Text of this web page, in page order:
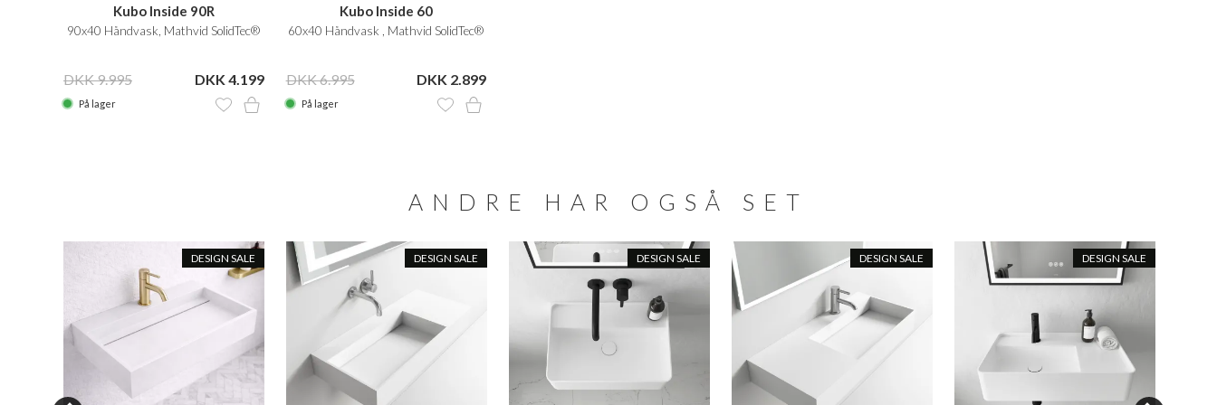
Kubo Inside 90R
90x40 Håndvask, Mathvid SolidTec®
DKK 9.995 DKK 4.199
På lager
Kubo Inside 60
60x40 Håndvask , Mathvid SolidTec®
DKK 6.995 DKK 2.899
På lager
ANDRE HAR OGSÅ SET
DESIGN SALE DESIGN SALE DESIGN SALE DESIGN SALE DESIGN SALE